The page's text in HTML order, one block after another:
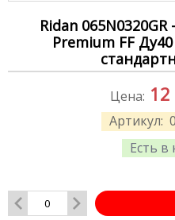
Ridan
Premium FF
Артикул:
Есть в
Цена: